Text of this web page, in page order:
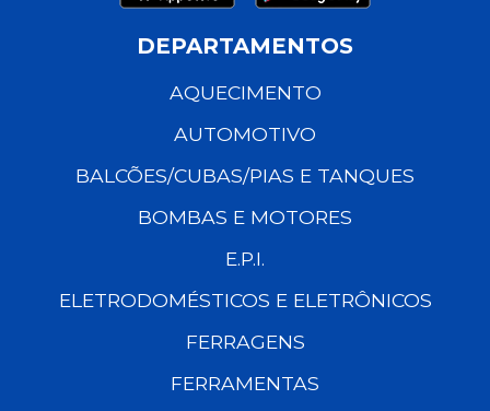
DEPARTAMENTOS
AQUECIMENTO
AUTOMOTIVO
BALCÕES/CUBAS/PIAS E TANQUES
BOMBAS E MOTORES
E.P.I.
ELETRODOMÉSTICOS E ELETRÔNICOS
FERRAGENS
FERRAMENTAS